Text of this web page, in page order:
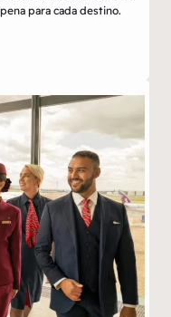
para cada destino.